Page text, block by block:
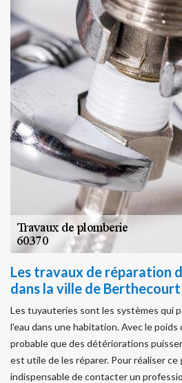
Les travaux de réparation
dans la ville de
Les tuyauteries sont les systèmes qui
l'eau dans une habitation. Avec le
probable que des détériorations
est utile de les réparer. Pour réaliser ce
indispensable de contacter un